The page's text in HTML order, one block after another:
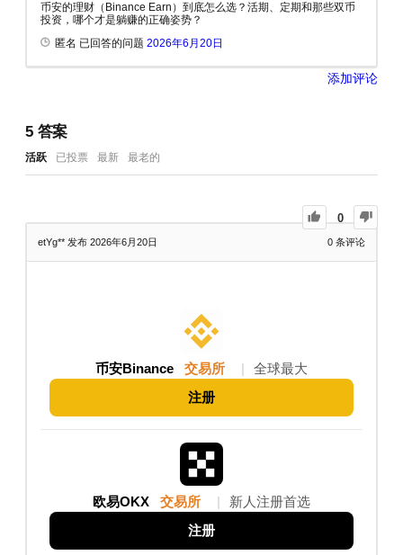
币安的理财（Binance Earn）到底怎么选？活期、定期和那些双币
投资，哪个才是躺赚的正确姿势？
匿名 已回答的问题 2026年6月20日
添加评论
5答案
活跃 已投票 最新 最老的
0
etYg** 发布 2026年6月20日 0 条评论
币安Binance 交易所 全球最大
注册
欧易OKX 交易所 新人注册首选
注册